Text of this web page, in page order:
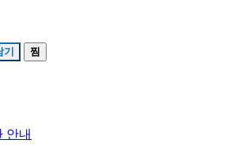
찜
안내